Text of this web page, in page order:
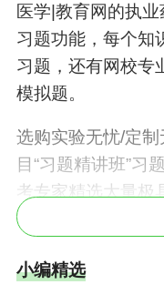
医学|教育网的执
习题功能，每个知
习题，还有网校专
模拟题。
选购实验无忧/定
目“习题精讲班”习
考专家精选大量极
解，深入剖析出题
握命题规律、提高
小编精选